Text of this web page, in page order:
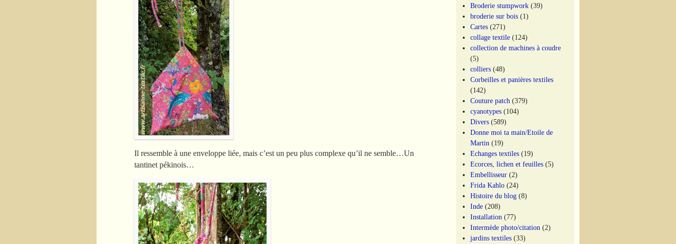
Il ressemble à une enveloppe liée, mais c’est un peu plus complexe qu’il ne semble…Un
tantinet pékinois…
Broderie stumpwork (39)
broderie sur bois (1)
Cartes (271)
collage textile (124)
collection de machines à coudre
(5)
colliers (48)
Corbeilles et panières textiles
(142)
Couture patch (379)
cyanotypes (104)
Divers (589)
Donne moi ta main/Etoile de
Martin (19)
Echanges textiles (19)
Ecorces, lichen et feuilles (5)
Embellisseur (2)
Frida Kahlo (24)
Histoire du blog (8)
Inde (208)
Installation (77)
Intermède photo/citation (2)
jardins textiles (33)